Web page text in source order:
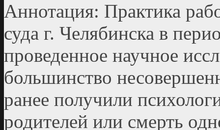
Аннотация: Практика
суда г. Челябинска в
проведенное научное
большинство
ранее получили
родителей или смерть